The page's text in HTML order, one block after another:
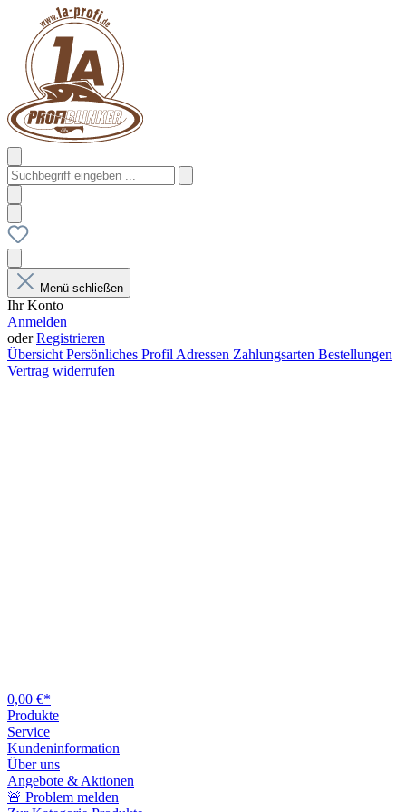
Menü schließen
Ihr Konto
Anmelden
oderRegistrieren
Übersicht Persönliches Profil Adressen Zahlungsarten Bestellungen
Vertrag widerrufen
0,00 €*
Produkte
Service
Kundeninformation
Über uns
Angebote & Aktionen
🚨 Problem melden